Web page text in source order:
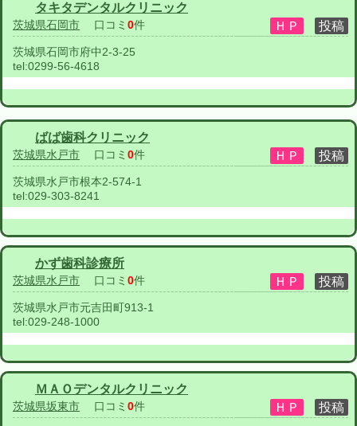
タキタデンタルクリニック
茨城県石岡市 口コミ 0件
茨城県石岡市府中2-3-25
tel:0299-56-4618
ばば歯科クリニック
茨城県水戸市 口コミ 0件
茨城県水戸市根本2-574-1
tel:029-303-8241
かず歯科診療所
茨城県水戸市 口コミ 0件
茨城県水戸市元吉田町913-1
tel:029-248-1000
ＭＡＯデンタルクリニック
茨城県坂東市 口コミ 0件